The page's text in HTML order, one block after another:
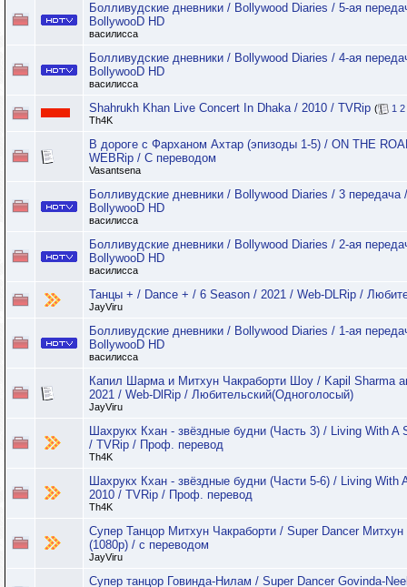
Болливудские дневники / Bollywood Diaries / 5-ая
BollywooD HD
василисса
Болливудские дневники / Bollywood Diaries / 4-ая
BollywooD HD
василисса
Shahrukh Khan Live Concert In Dhaka / 2010 / TVRip ( 1 2
Th4K
В дороге с Фарханом Ахтар (эпизоды 1-5) / ON THE
WEBRip / С переводом
Vasantsena
Болливудские дневники / Bollywood Diaries / 3 передача
BollywooD HD
василисса
Болливудские дневники / Bollywood Diaries / 2-ая
BollywooD HD
василисса
Танцы + / Dance + / 6 Season / 2021 / Web-DLRip /
JayViru
Болливудские дневники / Bollywood Diaries / 1-ая
BollywooD HD
василисса
Капил Шарма и Митхун Чакраборти Шоу / Kapil Sharma
2021 / Web-DlRip / Любительский(Одноголосый)
JayViru
Шахрукх Кхан - звёздные будни (Часть 3) / Living With A
/ TVRip / Проф. перевод
Th4K
Шахрукх Кхан - звёздные будни (Части 5-6) / Living With
2010 / TVRip / Проф. перевод
Th4K
Супер Танцор Митхун Чакраборти / Super Dancer
(1080p) / с переводом
JayViru
Супер танцор Говинда-Нилам / Super Dancer Govinda-